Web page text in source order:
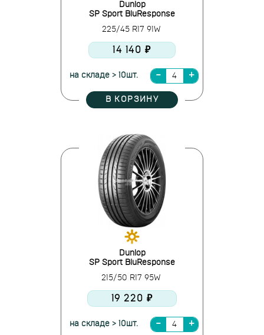
Dunlop
SP Sport BluResponse
225/45 R17 91W
14 140 ₽
на складе > 10шт.
В КОРЗИНУ
Dunlop
SP Sport BluResponse
215/50 R17 95W
19 220 ₽
на складе > 10шт.